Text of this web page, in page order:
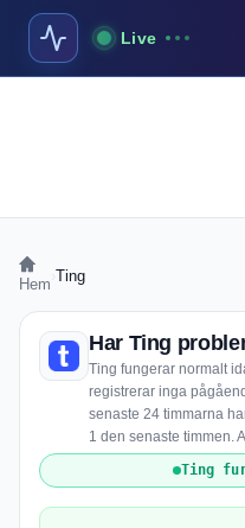
Live
Hem Ting
Har Ting
Ting fungerar normalt
registrerar inga
senaste 24 timmarna
1 den senaste timmen.
Ting